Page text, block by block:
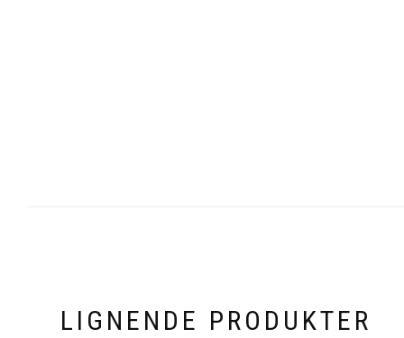
LIGNENDE PRODUKTER